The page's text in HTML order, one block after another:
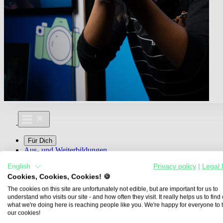
Für Dich
Aus- und Weiterbildungen
Media For You
Über Uns
Übersicht
English Privacy policy
Legal
Cookies, Cookies, Cookies! 🍪
The cookies on this site are unfortunately not edible, but are important for us to
understand who visits our site - and how often they visit. It really helps us to find
what we're doing here is reaching people like you. We're happy for everyone to
our cookies!